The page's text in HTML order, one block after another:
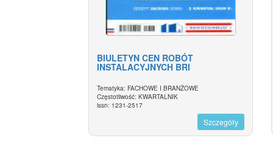
BIULETYN CEN ROBÓT
INSTALACYJNYCH BRI
Tematyka: FACHOWE I BRANŻOWE
Częstotliwość: KWARTALNIK
issn: 1231-2517
Szczegóły